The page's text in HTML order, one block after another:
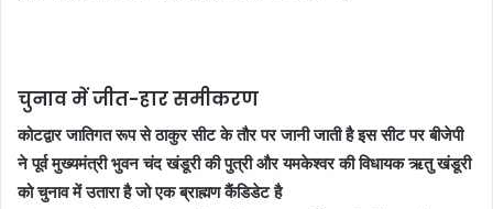
चुनाव में जीत-हार समीकरण
कोटद्वार जातिगत रूप से ठाकुर सीट के तौर पर जानी जाती है इस सीट पर बीजेपी
ने पूर्व मुख्यमंत्री भुवन चंद खंडूरी की पुत्री और यमकेश्वर की विधायक ऋतु खंडूरी
को चुनाव में उतारा है जो एक ब्राह्मण कैंडिडेट है